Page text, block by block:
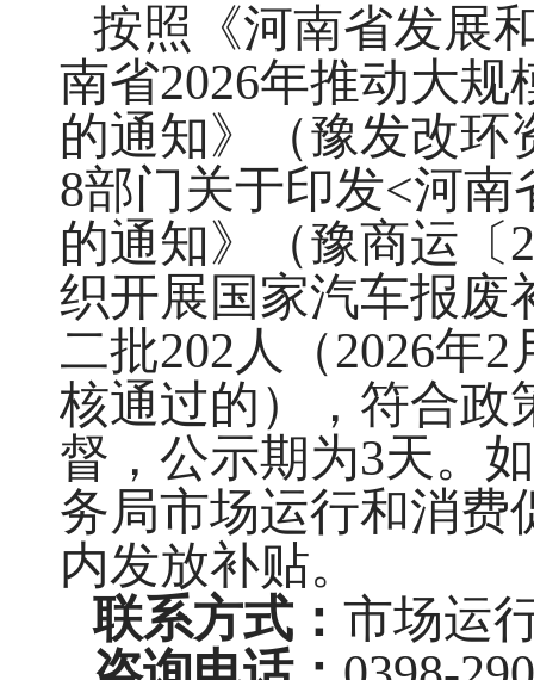
按照《河南省发展
南省2026年推动大规
的通知》（豫发改环
8部门关于印发<河南
的通知》（豫商运〔
织开展国家汽车报废
二批202 人（2026年2
核通过的），符合政
督，公示期为3天。
务局市场运行和消费
内发放补贴。
联系方式： 市场运